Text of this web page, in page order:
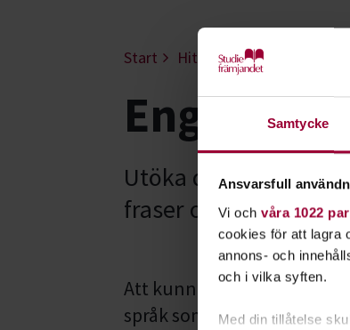
Samtycke
Ansvarsfull
Vi och våra 1022
cookies för att lagra
annons- och
och i vilka syften.
Med din tillåtelse
Start Hitta intresse
Engelska
Utöka dina
fraser och mer
Att kunna engelska är
språk som lätt kan hållas